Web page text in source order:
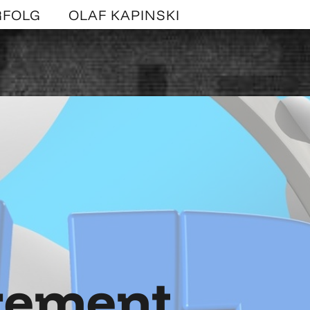
OLAF KAPINSKI